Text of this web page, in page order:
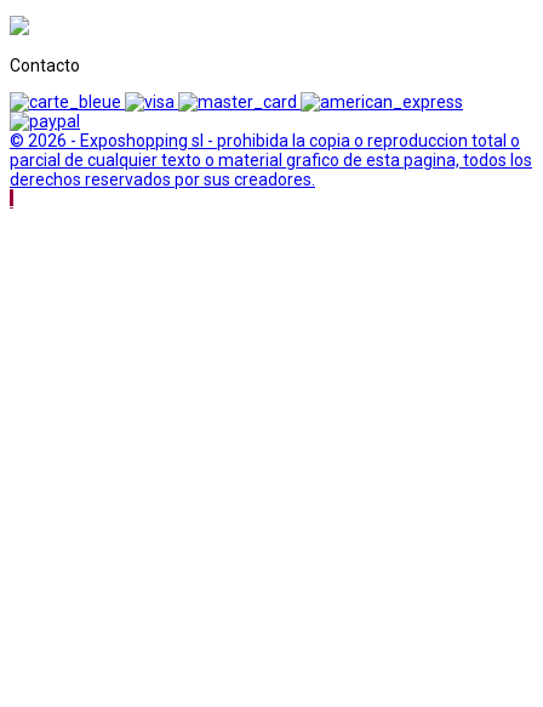
Contacto
© 2026 - Exposhopping sl - prohibida la copia o reproduccion total o
parcial de cualquier texto o material grafico de esta pagina, todos los
derechos reservados por sus creadores.